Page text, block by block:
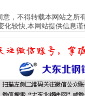
意，不得转载本网站之所
化较快,本网站提供信息